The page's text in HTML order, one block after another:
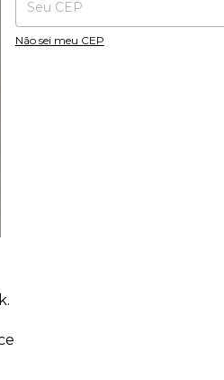
Não sei meu CEP